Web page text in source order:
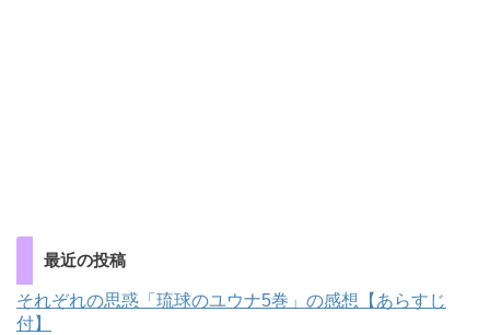
最近の投稿
それぞれの思惑「琉球のユウナ5巻」の感想【あらすじ
付】